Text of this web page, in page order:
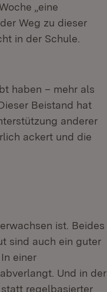
„eine
Weg zu dieser
in der Schule.
haben – mehr als
Beistand hat
anderer
ackert und die
ist. Beides
sind auch ein guter
einer
Und in der
regelbasierter